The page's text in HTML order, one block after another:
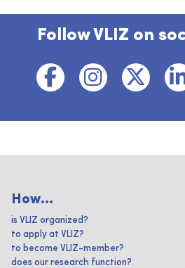
Follow VLIZ on
How...
is VLIZ organized?
to apply at VLIZ?
to become VLIZ-member?
does our research function?